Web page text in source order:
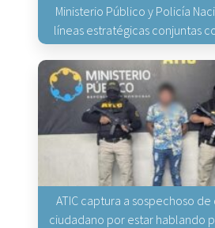
Ministerio Público y Policía
líneas estratégicas conjuntas
ATIC captura a sospechoso
ciudadano por estar hablando